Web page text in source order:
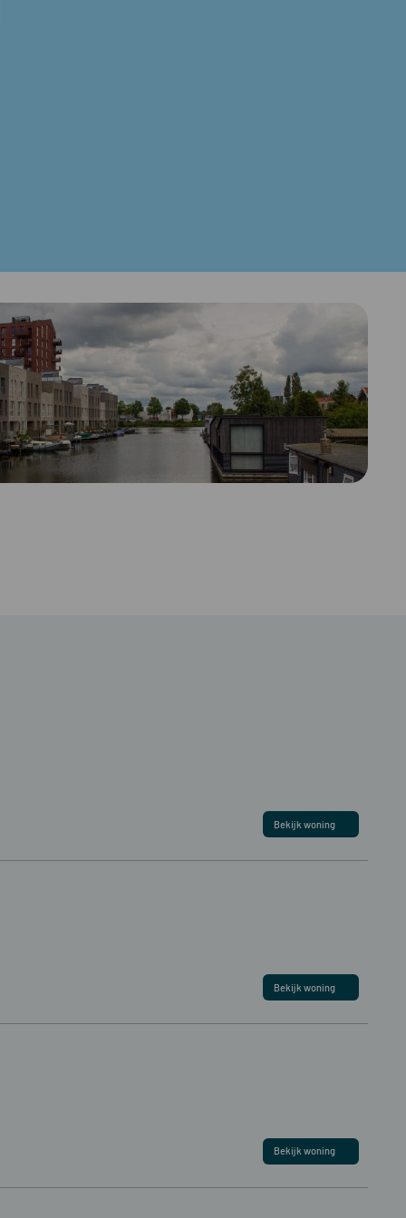
Bekijk woning
Bekijk woning
Bekijk woning